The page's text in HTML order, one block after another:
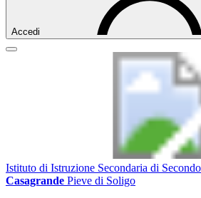
Accedi
Istituto di Istruzione Secondaria di
Casagrande Pieve di Soligo